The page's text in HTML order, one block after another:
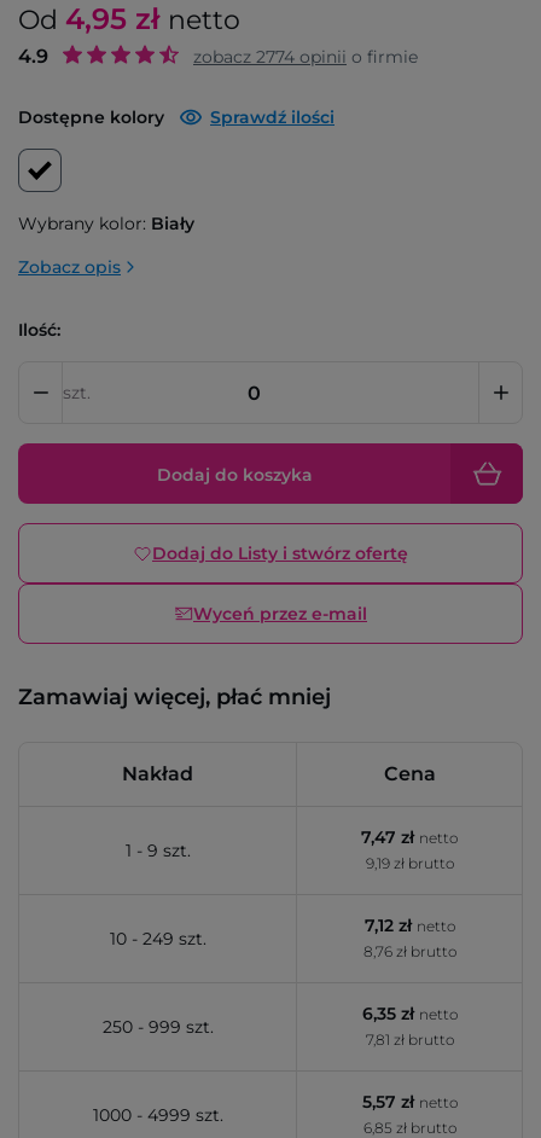
Od 4,95 zł netto
4.9 zobacz 2774 opinii o firmie
Dostępne kolory Sprawdź ilości
Wybrany kolor: Biały
Zobacz opis
Ilość:
szt.
Dodaj do koszyka
Dodaj do Listy i stwórz ofertę
Wyceń przez e-mail
Zamawiaj więcej, płać mniej
Nakład Cena
1 - 9 szt.
7,47 zł netto
9,19 zł brutto
10 - 249 szt.
7,12 zł netto
8,76 zł brutto
250 - 999 szt.
6,35 zł netto
7,81 zł brutto
1000 - 4999 szt.
5,57 zł netto
6,85 zł brutto